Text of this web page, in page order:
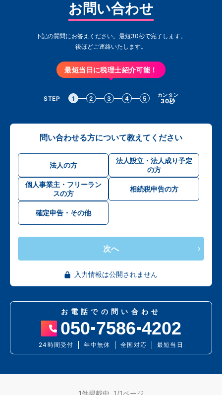
お問い合わせ
下記の質問にお答えください。最短30秒で完了します。
後ほどご連絡いたします。
最短当日に税理士紹介可能！
STEP 1 2 3 4 5 カンタン
30秒
問い合わせる方について教えてください
法人の方
法人設立・法人成り予定
の方
個人事業主・フリーラン
スの方
相続税申告の方
確定申告・その他
次へ
入力情報は公開されません
お電話での問い合わせ
050 7586 4202
24時間受付 年中無休 全国対応 最短当日
1件掲載中 1/1ページ